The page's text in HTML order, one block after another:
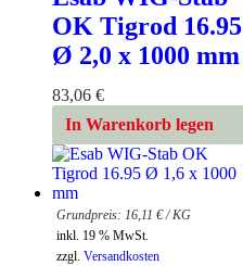
OK Tigrod 16.95
Ø 2,0 x 1000 mm
83,06 €
In Warenkorb legen
16,11 €/KG
inkl. 19 % MwSt.
zzgl. Versandkosten